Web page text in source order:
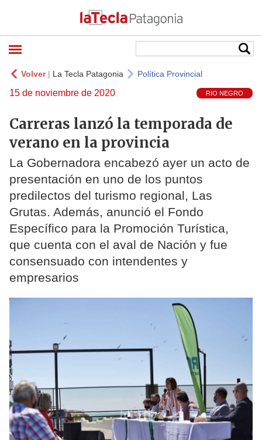
Volver| La Tecla Patagonia Política Provincial
15 de noviembre de 2020 RIO NEGRO
Carreras lanzó la temporada de
verano en la provincia
La Gobernadora encabezó ayer un acto de
presentación en uno de los puntos
predilectos del turismo regional, Las
Grutas. Además, anunció el Fondo
Específico para la Promoción Turística,
que cuenta con el aval de Nación y fue
consensuado con intendentes y
empresarios